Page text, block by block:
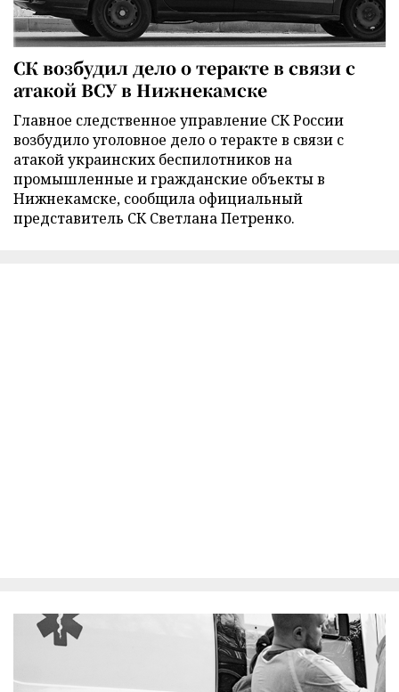
СК возбудил дело о теракте в связи с
атакой ВСУ в Нижнекамске
Главное следственное управление СК России
возбудило уголовное дело о теракте в связи с
атакой украинских беспилотников на
промышленные и гражданские объекты в
Нижнекамске, сообщила официальный
представитель СК Светлана Петренко.